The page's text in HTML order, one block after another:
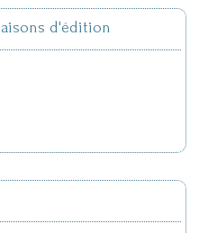
d'édition